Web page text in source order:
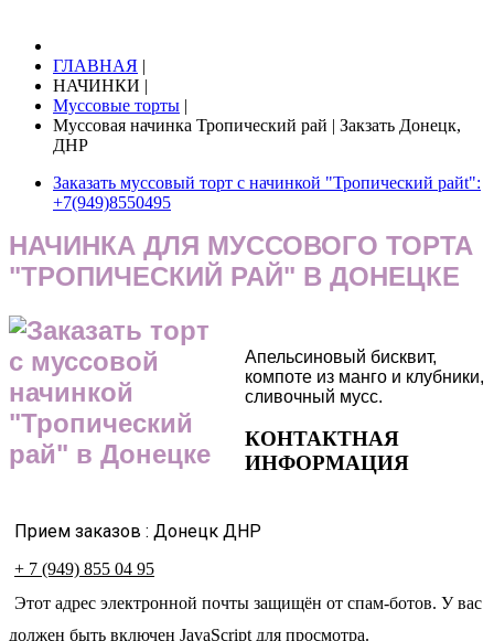
ГЛАВНАЯ |
НАЧИНКИ |
Муссовые торты |
Муссовая начинка Тропический рай | Закзать Донецк,
ДНР
Заказать муссовый торт с начинкой "Тропический райt":
+7(949)8550495
НАЧИНКА ДЛЯ МУССОВОГО ТОРТА
"ТРОПИЧЕСКИЙ РАЙ" В ДОНЕЦКЕ
Апельсиновый бисквит,
компоте из манго и клубники,
сливочный мусс.
КОНТАКТНАЯ
ИНФОРМАЦИЯ
Прием заказов : Донецк ДНР
+ 7 (949) 855 04 95
Этот адрес электронной почты защищён от спам-ботов. У вас
должен быть включен JavaScript для просмотра.